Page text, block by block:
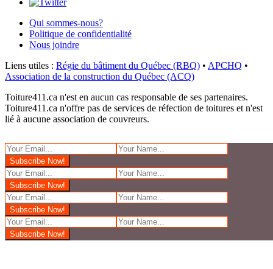
Qui sommes-nous?
Politique de confidentialité
Nous joindre
Liens utiles : Régie du bâtiment du Québec (RBQ) • APCHQ •
Association de la construction du Québec (ACQ)
Toiture411.ca n'est en aucun cas responsable de ses partenaires.
Toiture411.ca n'offre pas de services de réfection de toitures et n'est
lié à aucune association de couvreurs.